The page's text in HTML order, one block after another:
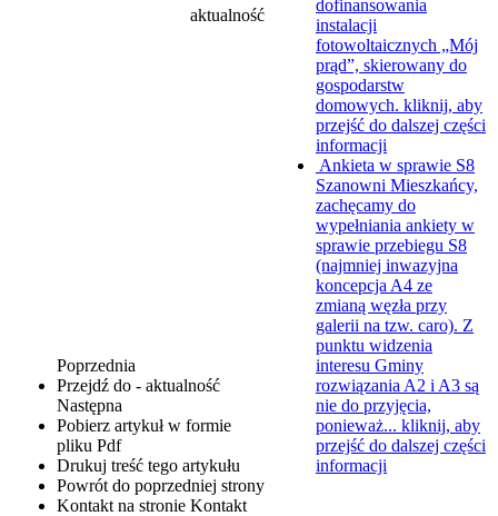
aktualność
Poprzednia
Przejdź do - aktualność
Następna
Pobierz artykuł w formie
pliku Pdf
Drukuj treść tego artykułu
Powrót do poprzedniej strony
Kontakt na stronie Kontakt
dofinansowania
instalacji
fotowoltaicznych „Mój
prąd”, skierowany do
gospodarstw
domowych. kliknij, aby
przejść do dalszej części
informacji
Ankieta w sprawie S8
Szanowni Mieszkańcy,
zachęcamy do
wypełniania ankiety w
sprawie przebiegu S8
(najmniej inwazyjna
koncepcja A4 ze
zmianą węzła przy
galerii na tzw. caro). Z
punktu widzenia
interesu Gminy
rozwiązania A2 i A3 są
nie do przyjęcia,
ponieważ... kliknij, aby
przejść do dalszej części
informacji